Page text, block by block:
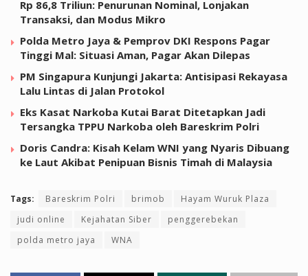
Rp 86,8 Triliun: Penurunan Nominal, Lonjakan
Transaksi, dan Modus Mikro
Polda Metro Jaya & Pemprov DKI Respons Pagar
Tinggi Mal: Situasi Aman, Pagar Akan Dilepas
PM Singapura Kunjungi Jakarta: Antisipasi Rekayasa
Lalu Lintas di Jalan Protokol
Eks Kasat Narkoba Kutai Barat Ditetapkan Jadi
Tersangka TPPU Narkoba oleh Bareskrim Polri
Doris Candra: Kisah Kelam WNI yang Nyaris Dibuang
ke Laut Akibat Penipuan Bisnis Timah di Malaysia
Tags: Bareskrim Polri brimob
Hayam Wuruk Plaza
judi online
Kejahatan Siber
penggerebekan
polda metro jaya
WNA